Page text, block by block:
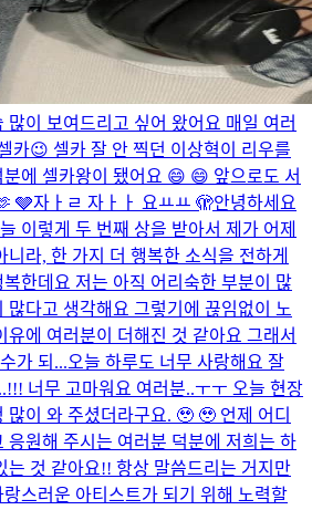
많이 보여드리고 싶어 왔어요 매일 여러
카😉 셀카 잘 안 찍던 이상혁이 리우를
에 셀카왕이 됐어요 😄 😄 앞으로도 서
🩶자ㅏㄹ 자ㅏㅏ 요ㅛㅛ 🫣안녕하세요
이렇게 두 번째 상을 받아서 제가 어제
라, 한 가지 더 행복한 소식을 전하게
한데요 저는 아직 어리숙한 부분이 많
많다고 생각해요 그렇기에 끊임없이 노
유에 여러분이 더해진 것 같아요 그래서
가 되...오늘 하루도 너무 사랑해요 잘
너무 고마워요 여러분..ㅜㅜ 오늘 현장
많이 와 주셨더라구요. 🥹 🥹 언제 어디
응원해 주시는 여러분 덕분에 저희는 하
는 것 같아요!! 항상 말씀드리는 거지만
스러운 아티스트가 되기 위해 노력할